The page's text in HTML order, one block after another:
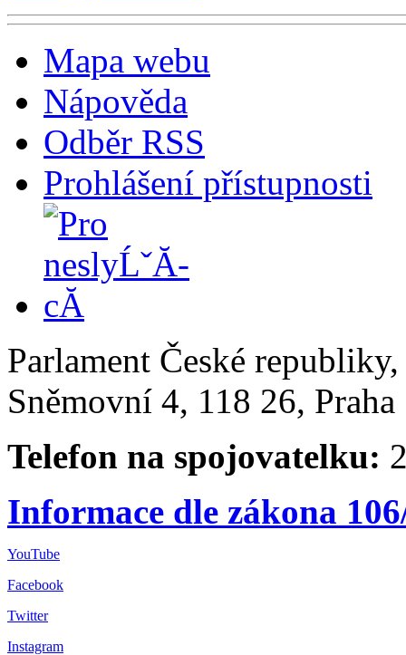
Mapa webu
Nápověda
Odběr RSS
Prohlášení přístupnosti
Parlament České
Sněmovní 4, 118 26,
Telefon na spojovatelku:
Informace dle zákona
YouTube
Facebook
Twitter
Instagram